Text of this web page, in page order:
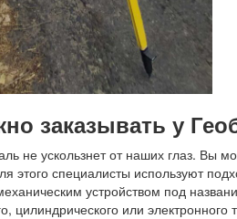
заказывать у
не ускользнет от наших глаз. Вы
этого специалисты используют
устройством под
цилиндрического или электронного